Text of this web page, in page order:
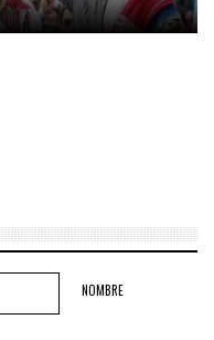
NOMBRE